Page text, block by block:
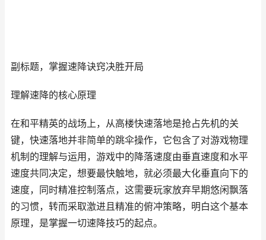
副标题，掌握速降诀窍决胜开局
理解速降的核心原理
在和平精英的战场上，从高楼快速落地是抢占先机的关
键，快速落地并非简单的跳伞操作，它包含了对游戏物理
机制的理解与运用，游戏中的降落速度由垂直速度和水平
速度共同决定，想要最快触地，就必须最大化垂直向下的
速度，同时精准控制落点，这需要玩家放弃早期悠闲飘落
的习惯，转而采取激进且精准的俯冲策略，明白这个基本
原理，是掌握一切速降技巧的起点。